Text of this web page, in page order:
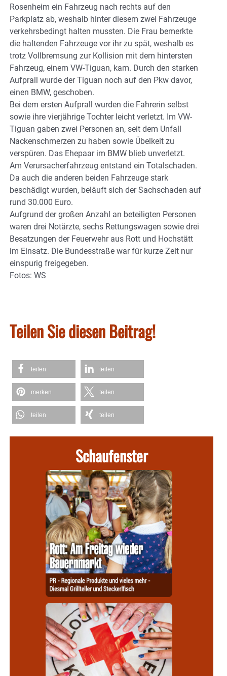
Rosenheim ein Fahrzeug nach rechts auf den
Parkplatz ab, weshalb hinter diesem zwei Fahrzeuge
verkehrsbedingt halten mussten. Die Frau bemerkte
die haltenden Fahrzeuge vor ihr zu spät, weshalb es
trotz Vollbremsung zur Kollision mit dem hintersten
Fahrzeug, einem VW-Tiguan, kam. Durch den starken
Aufprall wurde der Tiguan noch auf den Pkw davor,
einen BMW, geschoben.
Bei dem ersten Aufprall wurden die Fahrerin selbst
sowie ihre vierjährige Tochter leicht verletzt. Im VW-
Tiguan gaben zwei Personen an, seit dem Unfall
Nackenschmerzen zu haben sowie Übelkeit zu
verspüren. Das Ehepaar im BMW blieb unverletzt.
Am Verursacherfahrzeug entstand ein Totalschaden.
Da auch die anderen beiden Fahrzeuge stark
beschädigt wurden, beläuft sich der Sachschaden auf
rund 30.000 Euro.
Aufgrund der großen Anzahl an beteiligten Personen
waren drei Notärzte, sechs Rettungswagen sowie drei
Besatzungen der Feuerwehr aus Rott und Hochstätt
im Einsatz. Die Bundesstraße war für kurze Zeit nur
einspurig freigegeben.
Fotos: WS
Teilen Sie diesen Beitrag!
teilen teilen
merken teilen
teilen teilen
Schaufenster